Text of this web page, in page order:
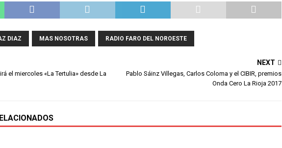
DIAZ MAS NOSOTRAS RADIO FARO DEL NOROESTE
el miercoles «La Tertulia» desde La
NEXT
Pablo Sáinz Villegas, Carlos Coloma y el CIBIR, premios
Onda Cero La Rioja 2017